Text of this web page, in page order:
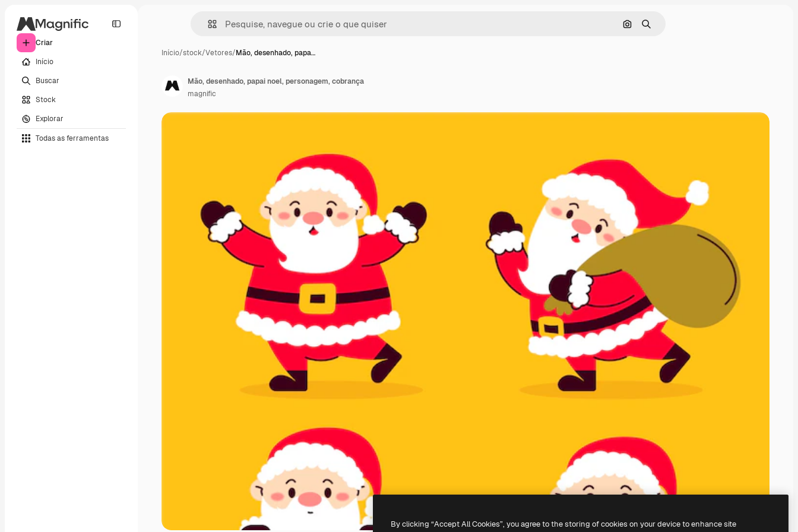
Criar
Início
Buscar
Stock
Explorar
Todas as ferramentas
Pesquisar por imagem
Buscar
Início/stock/Vetores/Mão, desenhado, papa…
Mão, desenhado, papai noel, personagem, cobrança
magnific
By clicking “Accept All Cookies”, you agree to the storing of cookies on your device to enhance site